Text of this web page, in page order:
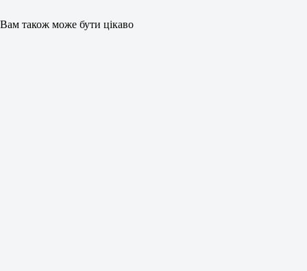
Вам також може бути цікаво